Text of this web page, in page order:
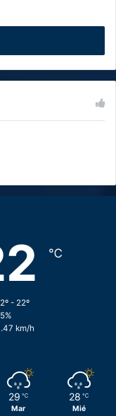
℃
- 22º
km/h
29 ℃
Mar
28 ℃
Mié